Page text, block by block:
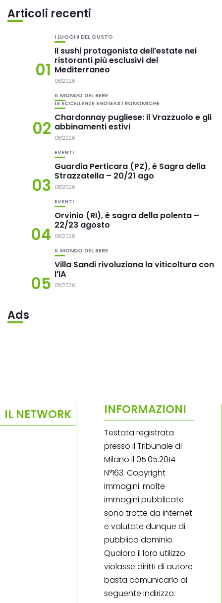
Articoli recenti
01
I LUOGHI DEL GUSTO
Il sushi protagonista dell’estate nei
ristoranti più esclusivi del
Mediterraneo
08/2026
02
IL MONDO DEL BERE
LE ECCELLENZE ENOGASTRONOMICHE
Chardonnay pugliese: il Vrazzuolo e gli
abbinamenti estivi
08/2026
03
EVENTI
Guardia Perticara (PZ), è Sagra della
Strazzatella – 20/21 ago
08/2026
04
EVENTI
Orvinio (RI), è sagra della polenta –
22/23 agosto
08/2026
05
IL MONDO DEL BERE
Villa Sandi rivoluziona la viticoltura con
l’IA
08/2026
Ads
IL NETWORK INFORMAZIONI
Testata registrata
presso il Tribunale di
Milano il 05.05.2014
N°163. Copyright
Immagini: molte
immagini pubblicate
sono tratte da internet
e valutate dunque di
pubblico dominio.
Qualora il loro utilizzo
violasse diritti di autore
basta comunicarlo al
seguente indirizzo: